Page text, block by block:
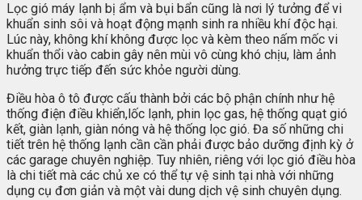
Lọc gió máy lạnh bị ẩm và bụi bẩn cũng là nơi lý tưởng để vi
khuẩn sinh sôi và hoạt động mạnh sinh ra nhiều khí độc hại.
Lúc này, không khí không được lọc và kèm theo nấm mốc vi
khuẩn thổi vào cabin gây nên mùi vô cùng khó chịu, làm ảnh
hưởng trực tiếp đến sức khỏe người dùng.
Điều hòa ô tô được cấu thành bởi các bộ phận chính như hệ
thống điện điều khiển,lốc lạnh, phin lọc gas, hệ thống quạt gió
kết, giàn lạnh, giàn nóng và hệ thống lọc gió. Đa số những chi
tiết trên hệ thống lạnh cần cần phải được bảo dưỡng định kỳ ở
các garage chuyên nghiệp. Tuy nhiên, riêng với lọc gió điều hòa
là chi tiết mà các chủ xe có thể tự vệ sinh tại nhà với những
dụng cụ đơn giản và một vài dung dịch vệ sinh chuyên dụng.